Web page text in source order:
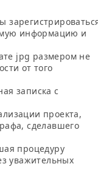
информацию и
jpg размером не
от того
записка с
проекта,
сделавшего
процедуру
уважительных